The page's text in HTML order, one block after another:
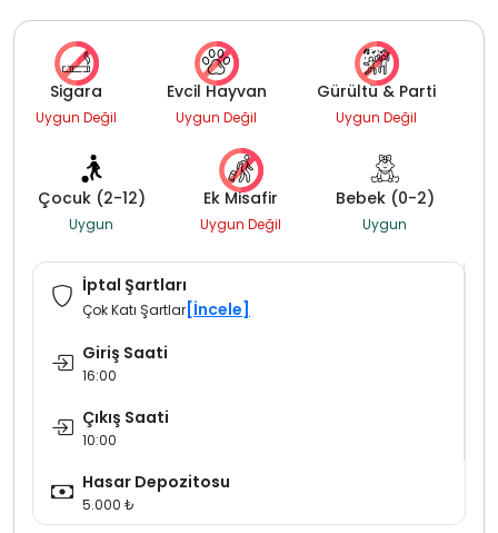
Sigara
Uygun Değil
Evcil Hayvan
Uygun Değil
Gürültü & Parti
Uygun Değil
Çocuk (2-12)
Uygun
Ek Misafir
Uygun Değil
Bebek (0-2)
Uygun
İptal Şartları
Çok Katı Şartlar [İncele]
Giriş Saati
16:00
Çıkış Saati
10:00
Hasar Depozitosu
5.000 ₺